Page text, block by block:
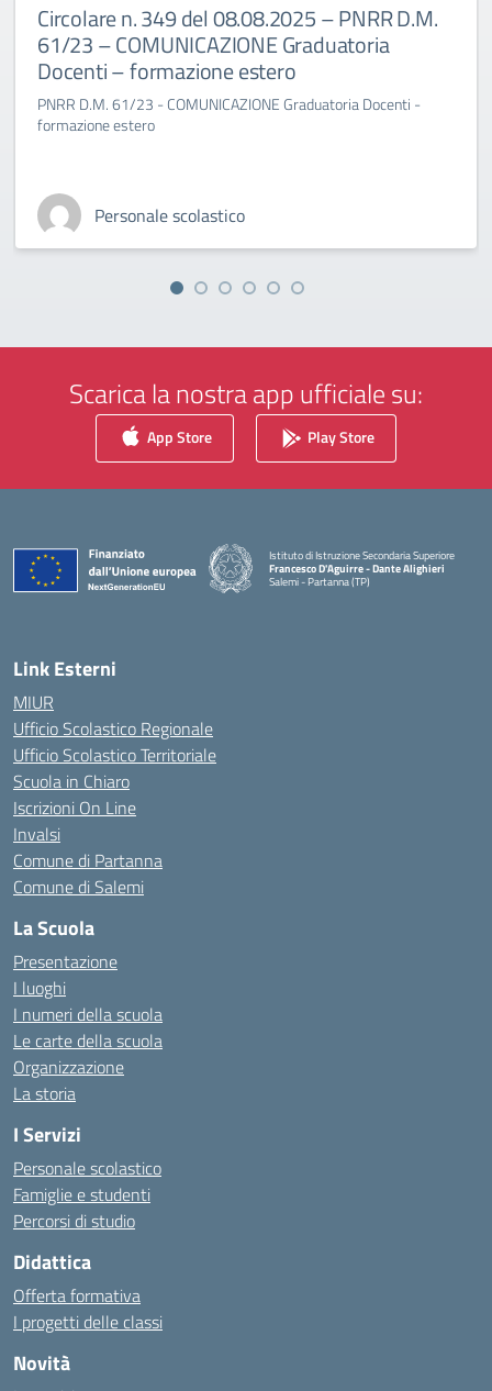
Circolare n. 349 del 08.08.2025 – PNRR D.M.
61/23 – COMUNICAZIONE Graduatoria
Docenti – formazione estero
PNRR D.M. 61/23 - COMUNICAZIONE Graduatoria Docenti -
formazione estero
Personale scolastico
Scarica la nostra app ufficiale su:
App Store Play Store
Istituto di Istruzione Secondaria Superiore
Francesco D'Aguirre - Dante Alighieri
Salemi - Partanna (TP)
Link Esterni
MIUR
Ufficio Scolastico Regionale
Ufficio Scolastico Territoriale
Scuola in Chiaro
Iscrizioni On Line
Invalsi
Comune di Partanna
Comune di Salemi
La Scuola
Presentazione
I luoghi
I numeri della scuola
Le carte della scuola
Organizzazione
La storia
I Servizi
Personale scolastico
Famiglie e studenti
Percorsi di studio
Didattica
Offerta formativa
I progetti delle classi
Novità